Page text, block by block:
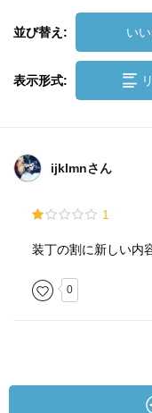
並び替え: い
表示形式:
ijklmnさん
1
装丁の割に新しい内
0